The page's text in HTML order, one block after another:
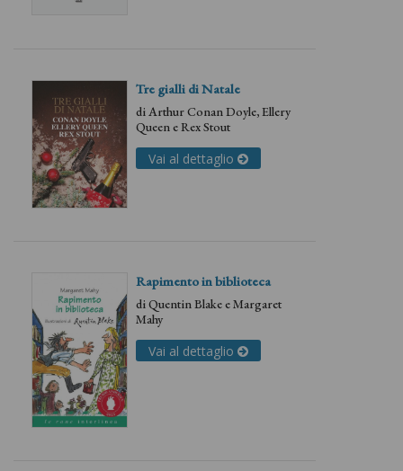
Tre gialli di Natale
diArthur Conan Doyle,Ellery
QueeneRex Stout
Vai al dettaglio
Rapimento in biblioteca
diQuentin BlakeeMargaret
Mahy
Vai al dettaglio